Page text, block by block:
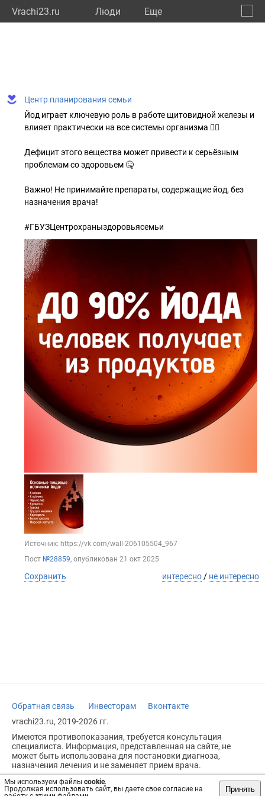
Vrachi23.ru Люди Eще
Мы используем файлы cookie.
Продолжая использовать сайт, вы даете свое согласие на
Принять
Центр планирования семьи
Йод играет ключевую роль в работе щитовидной железы и
влияет практически на все системы организма ☝🏻
Дефицит этого вещества может привести к серьёзным
проблемам со здоровьем 🤒
Важно! Не принимайте препараты, содержащие йод, без
назначения врача!
#ГБУЗЦентрохраныздоровьясемьи
Источник: https://vk.com/wall-206105504_967
Пост №28859, опубликован 21 окт 2025
Сохранить интересно / не интересно
Обратная связь Инвесторам
Вконтакте
vrachi23.ru, 2019-2026 гг.
Имеются противопоказания, требуется консультация
специалиста. Информация, представленная на сайте, не
может быть использована для постановки диагноза,
назначения лечения и не заменяет прием врача.
Возрастное ограничение: 18+